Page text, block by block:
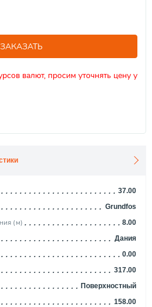
ЗАКАЗАТЬ
валют, просим уточнять цену у
37.00
Grundfos
(м) 8.00
Дания
0.00
317.00
Поверхностный
158.00